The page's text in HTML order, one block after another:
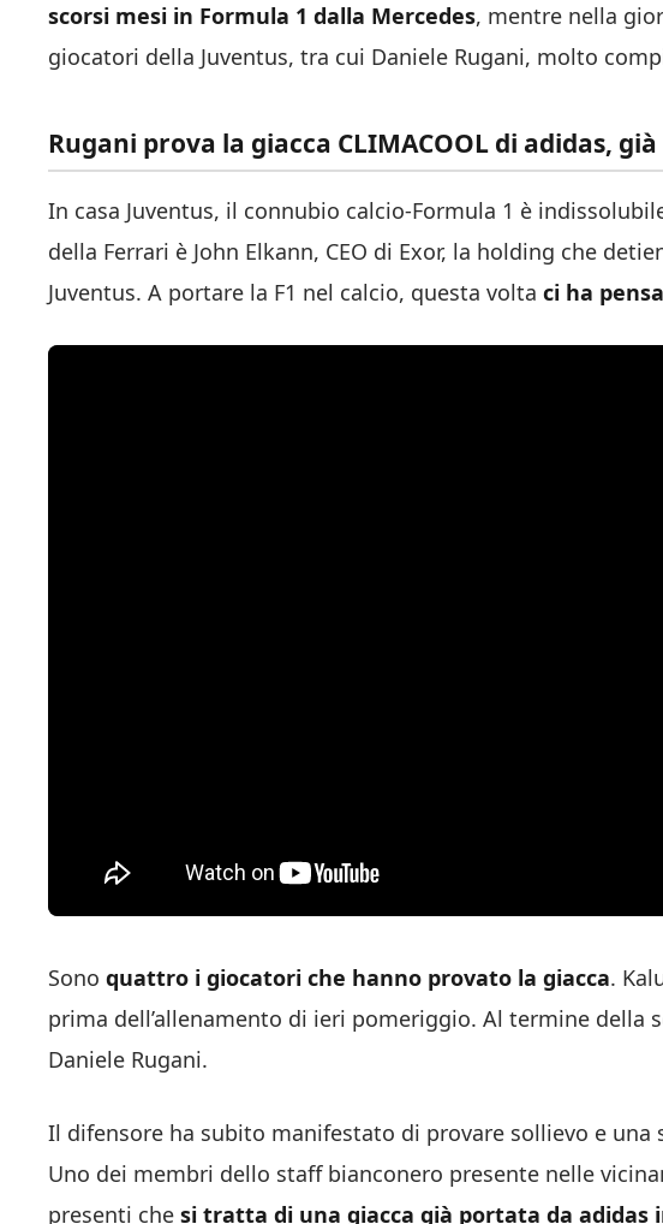
scorsi mesi in Formula 1 dalla Mercedes, mentre nella
giocatori della Juventus, tra cui Daniele Rugani, molto
Rugani prova la giacca CLIMACOOL di adidas,
In casa Juventus, il connubio calcio-Formula 1 è
della Ferrari è John Elkann, CEO di Exor, la holding che
Juventus. A portare la F1 nel calcio, questa volta ci ha
Sono quattro i giocatori che hanno provato la giacca.
prima dell’allenamento di ieri pomeriggio. Al termine della
Daniele Rugani.
Il difensore ha subito manifestato di provare sollievo e una
Uno dei membri dello staff bianconero presente nelle
presenti che si tratta di una giacca già portata da adidas